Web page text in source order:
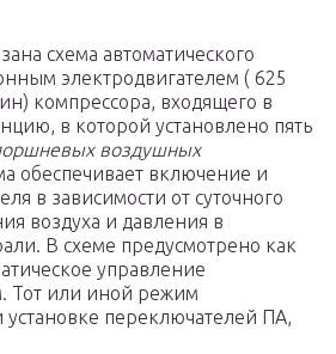
схема автоматического
электродвигателем ( 625
компрессора, входящего в
в которой установлено пять
воздушных
обеспечивает включение и
в зависимости от суточного
воздуха и давления в
В схеме предусмотрено как
управление
Тот или иной режим
установке переключателей ПА,